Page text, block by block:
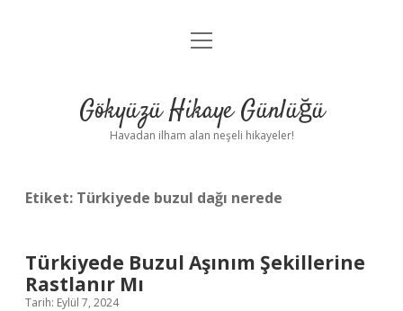
Anasayfa
Yasal Uyarı
menüyü
Gökyüzü Hikaye Günlüğü
Havadan ilham alan neşeli hikayeler!
Etiket: Türkiyede buzul dağı nerede
Türkiyede Buzul Aşınım Şekillerine
Rastlanır Mı
Tarih: Eylül 7, 2024